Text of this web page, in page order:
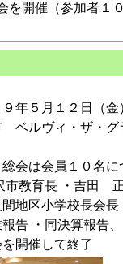
催（参加者１０
１２日（金
・ザ・グ
員１０名につ
・吉田 正西
会長 ・小久
決算報告、２
催して終了